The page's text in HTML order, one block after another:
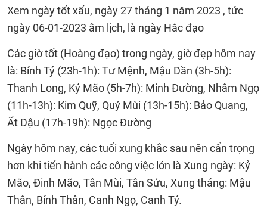
Xem ngày tốt xấu, ngày 27 tháng 1 năm 2023 , tức
ngày 06-01-2023 âm lịch, là ngày Hắc đạo
Các giờ tốt (Hoàng đạo) trong ngày, giờ đẹp hôm nay
là: Bính Tý (23h-1h): Tư Mệnh, Mậu Dần (3h-5h):
Thanh Long, Kỷ Mão (5h-7h): Minh Đường, Nhâm Ngọ
(11h-13h): Kim Quỹ, Quý Mùi (13h-15h): Bảo Quang,
Ất Dậu (17h-19h): Ngọc Đường
Ngày hôm nay, các tuổi xung khắc sau nên cẩn trọng
hơn khi tiến hành các công việc lớn là Xung ngày: Kỷ
Mão, Đinh Mão, Tân Mùi, Tân Sửu, Xung tháng: Mậu
Thân, Bính Thân, Canh Ngọ, Canh Tý.